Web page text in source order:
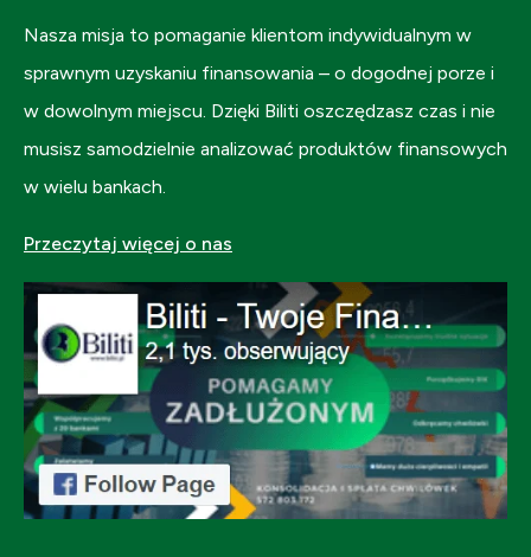
Nasza misja to pomaganie klientom indywidualnym w
sprawnym uzyskaniu finansowania – o dogodnej porze i
w dowolnym miejscu. Dzięki Biliti oszczędzasz czas i nie
musisz samodzielnie analizować produktów finansowych
w wielu bankach.
Przeczytaj więcej o nas